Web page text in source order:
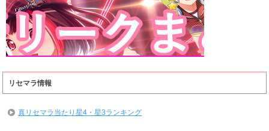
リセマラ情報
真リセマラ当たり星4・星3ランキング